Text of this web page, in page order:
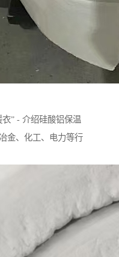
” - 介绍硅酸铝保温
金、化工、电力等行